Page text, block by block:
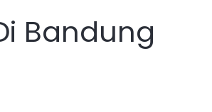
Bandung